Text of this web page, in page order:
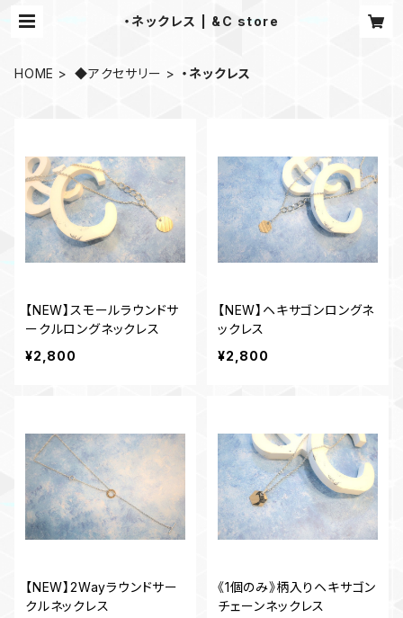
・ネックレス | &C store
HOME ◆アクセサリー ・ネックレス
【NEW】スモールラウンドサ
ークルロングネックレス
¥2,800
【NEW】ヘキサゴンロングネ
ックレス
¥2,800
【NEW】2Wayラウンドサー
クルネックレス
《1個のみ》柄入りヘキサゴン
チェーンネックレス